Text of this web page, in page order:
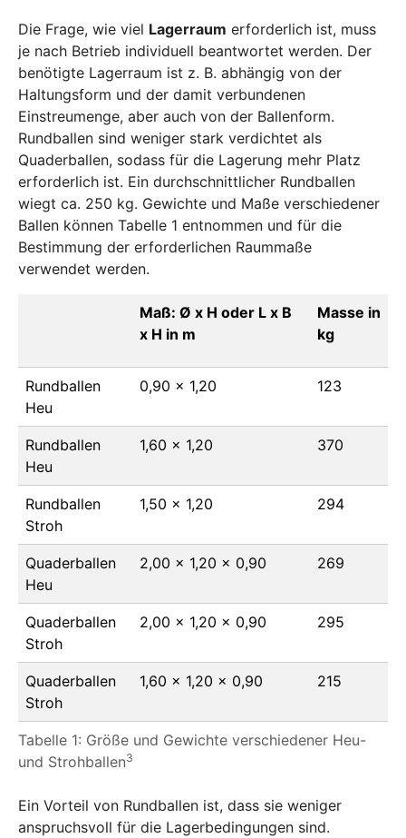
Die Frage, wie viel Lagerraum erforderlich ist, muss
je nach Betrieb individuell beantwortet werden. Der
benötigte Lagerraum ist z. B. abhängig von der
Haltungsform und der damit verbundenen
Einstreumenge, aber auch von der Ballenform.
Rundballen sind weniger stark verdichtet als
Quaderballen, sodass für die Lagerung mehr Platz
erforderlich ist. Ein durchschnittlicher Rundballen
wiegt ca. 250 kg. Gewichte und Maße verschiedener
Ballen können Tabelle 1 entnommen und für die
Bestimmung der erforderlichen Raummaße
verwendet werden.
Tabelle 1: Größe und Gewichte verschiedener Heu-
und Strohballen3
Maß: Ø x H oder L x B
x H in m
Masse in
kg
Rundballen
Heu
0,90 x 1,20 123
Rundballen
Heu
1,60 x 1,20 370
Rundballen
Stroh
1,50 x 1,20 294
Quaderballen
Heu
2,00 x 1,20 x 0,90 269
Quaderballen
Stroh
2,00 x 1,20 x 0,90 295
Quaderballen
Stroh
1,60 x 1,20 x 0,90 215
Ein Vorteil von Rundballen ist, dass sie weniger
anspruchsvoll für die Lagerbedingungen sind.